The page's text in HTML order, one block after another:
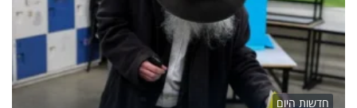
חדשות היום